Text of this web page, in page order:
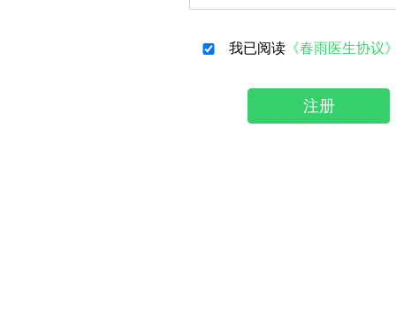
我已阅读 《春雨医生协议
注册